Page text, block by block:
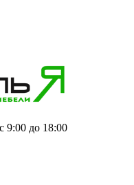
9:00 до 18:00